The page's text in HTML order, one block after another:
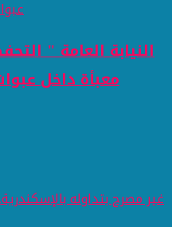
معبأة داخل